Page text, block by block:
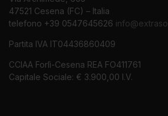
47521 Cesena (FC) – Italia
telefono +39 0547645626
Partita IVA IT04436860409
CCIAA Forlì-Cesena REA FO411761
Capitale Sociale: € 3.900,00 I.V.